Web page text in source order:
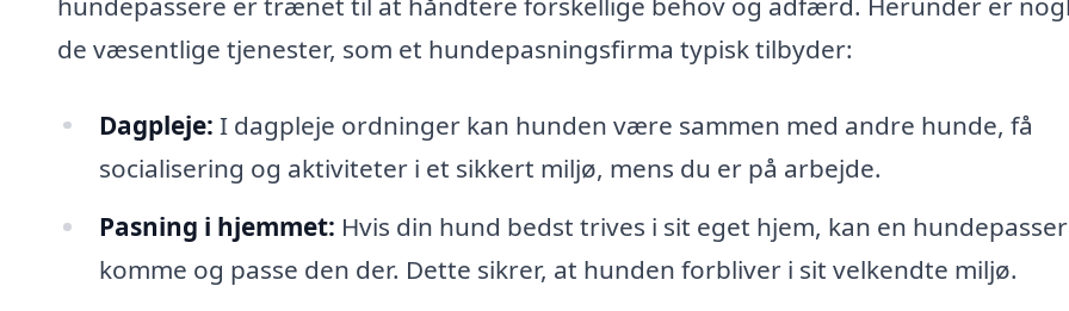
de væsentlige tjenester, som et hundepasningsfirma typisk tilbyder:
Dagpleje: I dagpleje ordninger kan hunden være sammen med andre hunde, få
socialisering og aktiviteter i et sikkert miljø, mens du er på arbejde.
Pasning i hjemmet: Hvis din hund bedst trives i sit eget hjem, kan en hundepasser
komme og passe den der. Dette sikrer, at hunden forbliver i sit velkendte miljø.